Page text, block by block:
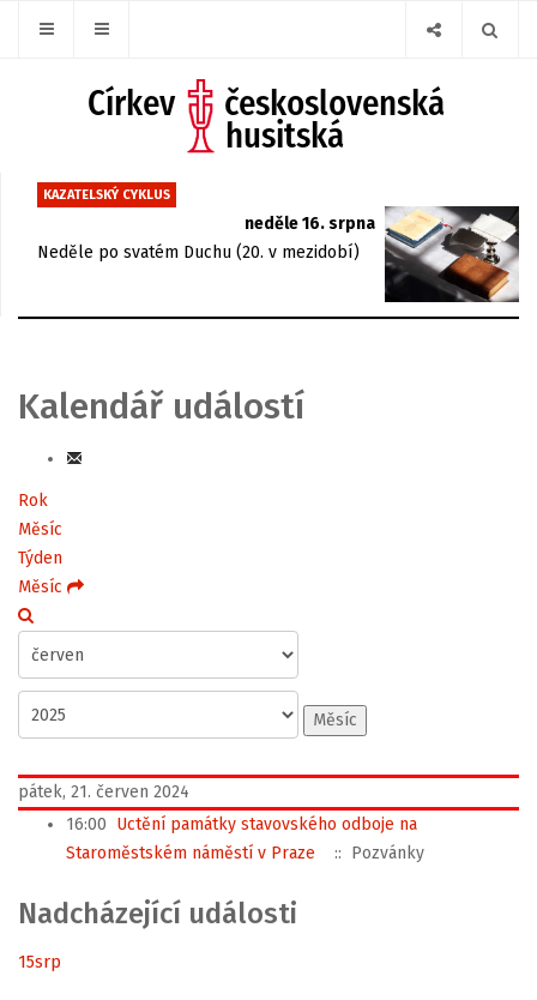
KAZATELSKÝ CYKLUS
neděle 16. srpna
Neděle po svatém Duchu (20. v mezidobí)
Kalendář událostí
Rok
Měsíc
Týden
Měsíc
Měsíc
pátek, 21. červen 2024
16:00 Uctění památky stavovského odboje na
Staroměstském náměstí v Praze
:: Pozvánky
Nadcházející události
15srp